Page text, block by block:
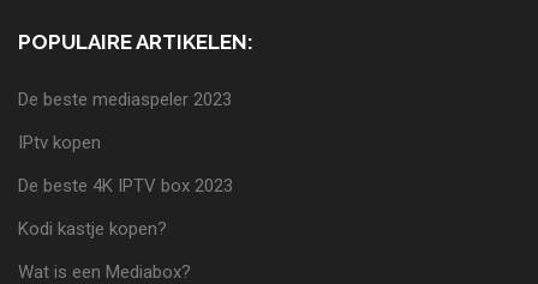
POPULAIRE ARTIKELEN:
De beste mediaspeler 2023
IPtv kopen
De beste 4K IPTV box 2023
Kodi kastje kopen?
Wat is een Mediabox?